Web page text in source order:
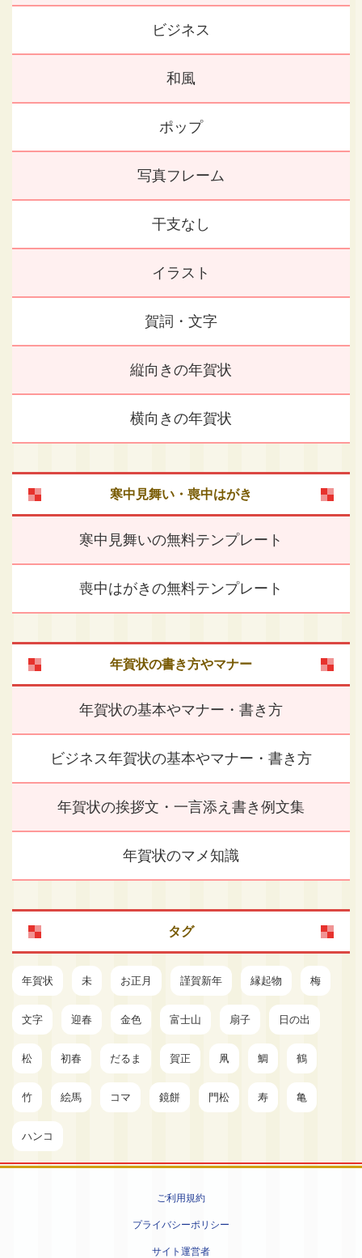
ビジネス
和風
ポップ
写真フレーム
干支なし
イラスト
賀詞・文字
縦向きの年賀状
横向きの年賀状
寒中見舞い・喪中はがき
寒中見舞いの無料テンプレート
喪中はがきの無料テンプレート
年賀状の書き方やマナー
年賀状の基本やマナー・書き方
ビジネス年賀状の基本やマナー・書き方
年賀状の挨拶文・一言添え書き例文集
年賀状のマメ知識
タグ
年賀状 未 お正月 謹賀新年 縁起物 梅
文字 迎春 金色 富士山 扇子 日の出
松 初春 だるま 賀正 凧 鯛 鶴
竹 絵馬 コマ 鏡餅 門松 寿 亀
ハンコ
ご利用規約
プライバシーポリシー
サイト運営者